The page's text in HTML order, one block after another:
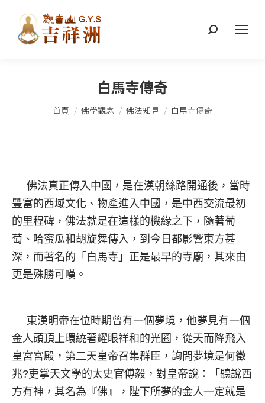
搜
白馬寺傳奇
您在這裡：
首頁 佛學觀念 佛法知見 白馬寺傳奇
佛法真正傳入中國，是在漢朝絲路開通後，當時
豐富的西域文化、物產進入中國，是中西交流最初
的里程碑，佛法就是在這樣的機緣之下，隨著葡
萄、哈蜜瓜和胡旋舞傳入，到今日都影響東方甚
深，而著名的「白馬寺」正是最早的寺廟，其來由
更是殊勝可嘆。
東漢明帝在位時期曾有一個夢境，他夢見有一個
金人頭頂上環繞著耀眼祥和的光圈，從天而降飛入
皇宮宮殿，第二天皇帝召集群臣，詢問夢境是何徵
兆?吏掌天文學的太史官傅毅，對皇帝說：「聽說西
方有神，其名為『佛』，陛下所夢的金人一定就是